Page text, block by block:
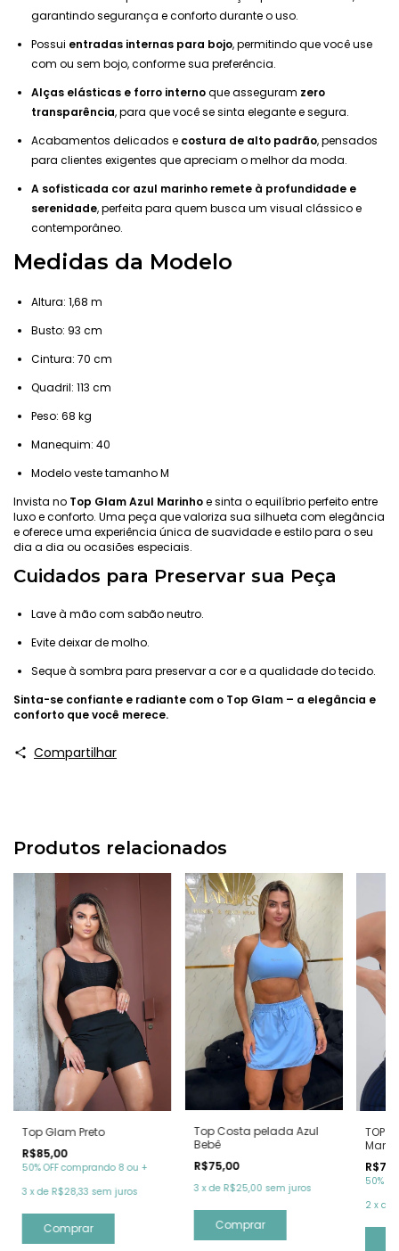
garantindo segurança e conforto durante o uso.
Possui entradas internas para bojo, permitindo que você use
com ou sem bojo, conforme sua preferência.
Alças elásticas e forro internoque asseguram zero
transparência, para que você se sinta elegante e segura.
Acabamentos delicados e costura de alto padrão, pensados
para clientes exigentes que apreciam o melhor da moda.
A sofisticada cor azul marinho remete à profundidade e
serenidade, perfeita para quem busca um visual clássico e
contemporâneo.
Medidas da Modelo
Altura: 1,68 m
Busto: 93 cm
Cintura: 70 cm
Quadril: 113 cm
Peso: 68 kg
Manequim: 40
Modelo veste tamanho M
Invista no Top Glam Azul Marinhoe sinta o equilíbrio perfeito entre
luxo e conforto. Uma peça que valoriza sua silhueta com elegância
e oferece uma experiência única de suavidade e estilo para o seu
dia a dia ou ocasiões especiais.
Cuidados para Preservar sua Peça
Lave à mão com sabão neutro.
Evite deixar de molho.
Seque à sombra para preservar a cor e a qualidade do tecido.
Sinta-se confiante e radiante com o Top Glam – a elegância e
conforto que você merece.
Compartilhar
Produtos relacionados
Top Glam Preto
R$85,00
50% OFF comprando 8 ou +
3 xde R$28,33 sem juros
Comprar
Top Costa pelada Azul
Bebê
R$75,00
3 xde R$25,00 sem juros
Comprar
TOP
50%
2 x de